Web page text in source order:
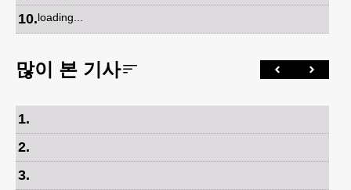
10.loading...
많이 본 기사
1.
2.
3.